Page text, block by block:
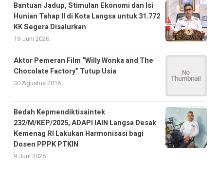
Bantuan Jadup, Stimulan Ekonomi dan Isi
Hunian Tahap II di Kota Langsa untuk 31.772
KK Segera Disalurkan
19 Juni 2026
Aktor Pemeran Film “Willy Wonka and The
Chocolate Factory” Tutup Usia
30 Agustus 2016
Bedah Kepmendiktisaintek
232/M/KEP/2025, ADAPI IAIN Langsa Desak
Kemenag RI Lakukan Harmonisasi bagi
Dosen PPPK PTKIN
9 Juni 2026